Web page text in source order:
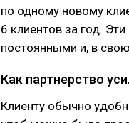
по одному новому
6 клиентов за год.
постоянными и, в
Как партнерство
Клиенту обычно